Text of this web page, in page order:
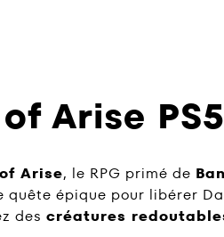
Arise
Arise, le RPG primé de
quête épique pour libérer
des créatures